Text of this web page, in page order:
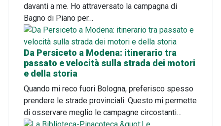
davanti a me. Ho attraversato la campagna di
Bagno di Piano per…
Da Persiceto a Modena: itinerario tra
passato e velocità sulla strada dei motori
e della storia
Quando mi reco fuori Bologna, preferisco spesso
prendere le strade provinciali. Questo mi permette
di osservare meglio le campagne circostanti…